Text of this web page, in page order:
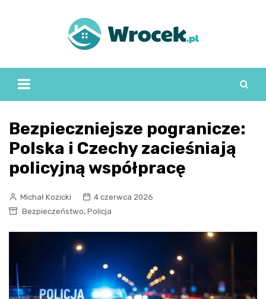
Bezpieczniejsze pogranicze:
Polska i Czechy zacieśniają
policyjną współpracę
Michał Kozicki
4 czerwca 2026
Bezpieczeństwo, Policja